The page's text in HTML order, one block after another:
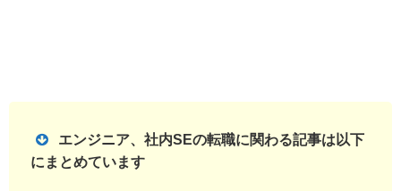
エンジニア、社内SEの転職に関わる記事は以下
にまとめています